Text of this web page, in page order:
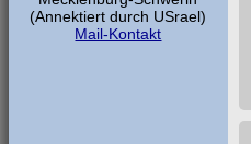
(Annektiert durch USrael)
Mail-Kontakt